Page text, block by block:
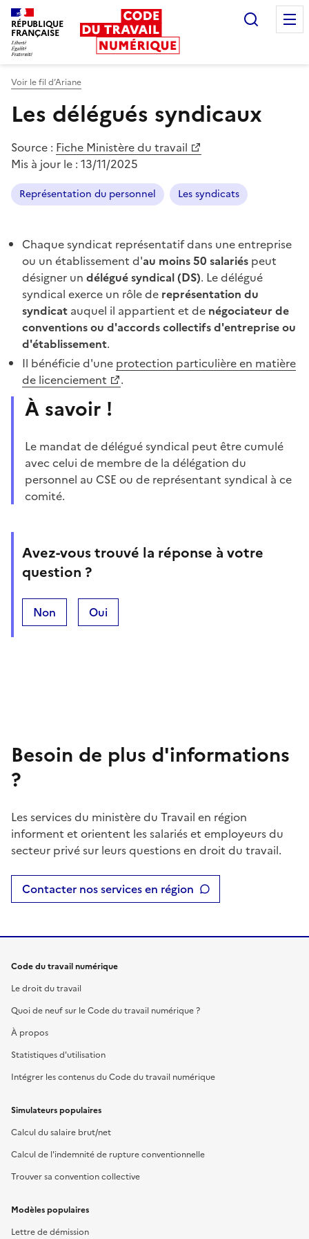
RÉPUBLIQUE
FRANÇAISE
Voir le fil d’Ariane
Les délégués syndicaux
Source : Fiche Ministère du travail
Mis à jour le : 13/11/2025
Représentation du personnel Les syndicats
Chaque syndicat représentatif dans une entreprise
ou un établissement d'au moins 50 salariés peut
désigner un délégué syndical (DS). Le délégué
syndical exerce un rôle de représentation du
syndicat auquel il appartient et de négociateur de
conventions ou d'accords collectifs d'entreprise ou
d'établissement.
Il bénéficie d'une protection particulière en matière
de licenciement
.
À savoir !
Le mandat de délégué syndical peut être cumulé
avec celui de membre de la délégation du
personnel au CSE ou de représentant syndical à ce
comité.
Avez-vous trouvé la réponse à votre
question ?
Non Oui
Besoin de plus d'informations
?
Les services du ministère du Travail en région
informent et orientent les salariés et employeurs du
secteur privé sur leurs questions en droit du travail.
Contacter nos services en région
Code du travail numérique
Le droit du travail
Quoi de neuf sur le Code du travail numérique ?
À propos
Statistiques d'utilisation
Intégrer les contenus du Code du travail numérique
Simulateurs populaires
Calcul du salaire brut/net
Calcul de l'indemnité de rupture conventionnelle
Trouver sa convention collective
Modèles populaires
Lettre de démission